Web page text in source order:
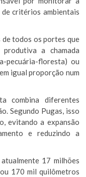
de critérios ambientais
todos os portes que
a chamada
pecuária-floresta) ou
igual proporção num
combina diferentes
Segundo Pugas, isso
evitando a expansão
e reduzindo a
17 milhões
170 mil quilômetros